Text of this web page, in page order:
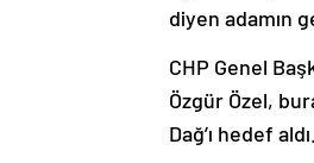
diyen adamın
CHP Genel
Özgür Özel,
Dağ’ı hedef aldı.